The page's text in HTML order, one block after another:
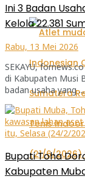
Ini 3 Badan
Kelola 22.381
Rabu, 13 Mei 2026
SEKAYU,
di Kabupaten Musi
badan usaha yang ...
Bupati Toha
Kabupaten